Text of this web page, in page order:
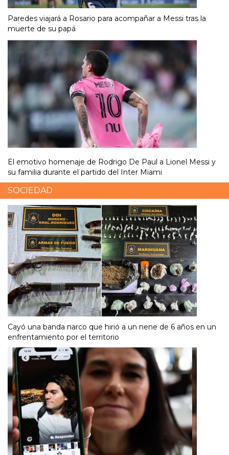
Paredes viajará a Rosario para acompañar a Messi tras la
muerte de su papá
El emotivo homenaje de Rodrigo De Paul a Lionel Messi y
su familia durante el partido del Inter Miami
SOCIEDAD
Cayó una banda narco que hirió a un nene de 6 años en un
enfrentamiento por el territorio